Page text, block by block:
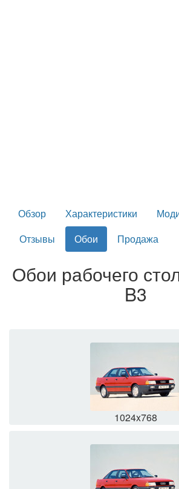
Обзор Характеристики
Отзывы
Обои Продажа
Обои рабочего
B3
1024x768